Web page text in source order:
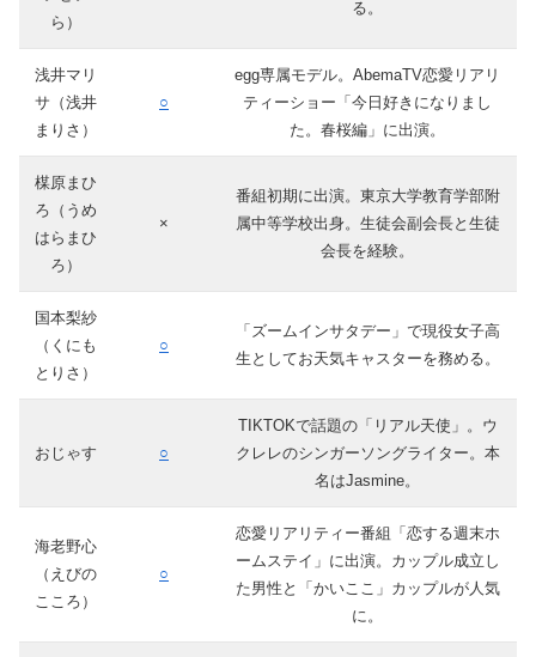
ら）
る。
浅井マリ
サ（浅井
まりさ）
○
egg専属モデル。AbemaTV恋愛リアリ
ティーショー「今日好きになりまし
た。春桜編」に出演。
楳原まひ
ろ（うめ
はらまひ
ろ）
×
番組初期に出演。東京大学教育学部附
属中等学校出身。生徒会副会長と生徒
会長を経験。
国本梨紗
（くにも
とりさ）
○
「ズームインサタデー」で現役女子高
生としてお天気キャスターを務める。
おじゃす ○
TIKTOKで話題の「リアル天使」。ウ
クレレのシンガーソングライター。本
名はJasmine。
海老野心
（えびの
こころ）
○
恋愛リアリティー番組「恋する週末ホ
ームステイ」に出演。カップル成立し
た男性と「かいここ」カップルが人気
に。